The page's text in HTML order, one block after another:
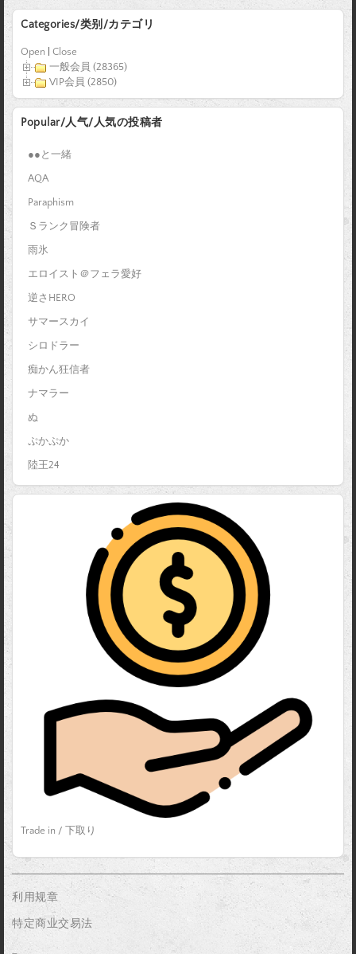
Categories/类别/カテゴリ
Open
Close
一般会員 (28365)
VIP会員 (2850)
Popular/人气/人気の投稿者
●●と一緒
AQA
Paraphism
Ｓランク冒険者
雨氷
エロイスト＠フェラ愛好
逆さHERO
サマースカイ
シロドラー
痴かん狂信者
ナマラー
ぬ
ぷかぷか
陸王24
Trade in / 下取り
利用规章
特定商业交易法
_